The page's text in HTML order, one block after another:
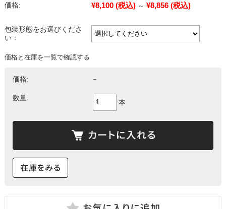
価格: ¥8,100 (税込) ～ ¥8,856 (税込)
包装形態をお選びくださ
い：
価格と在庫を一覧で確認する
価格: −
数量:
本